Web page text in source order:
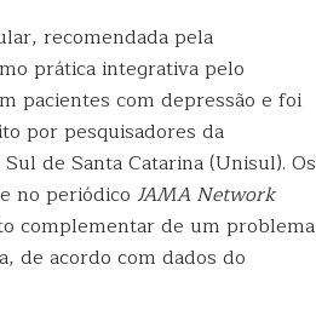
recomendada pela
prática integrativa pelo
pacientes com depressão e foi
por pesquisadores da
de Santa Catarina (Unisul). Os
no periódico JAMA Network
complementar de um problema
de acordo com dados do